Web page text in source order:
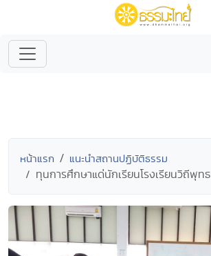
หน้าแรก แนะนำสถานปฏิบัติธรรม
ทุนการศึกษาแด่นักเรียนโรงเรียนวิถีพุทธ